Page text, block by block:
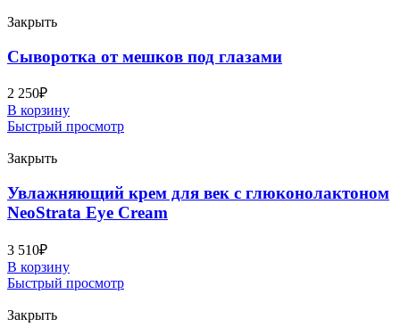
Закрыть
Сыворотка от мешков под глазами
2 250₽
В корзину
Быстрый просмотр
Закрыть
Увлажняющий крем для век с глюконолактоном
NeoStrata Eye Cream
3 510₽
В корзину
Быстрый просмотр
Закрыть